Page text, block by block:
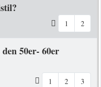
1 2
50er- 60er
1 2 3